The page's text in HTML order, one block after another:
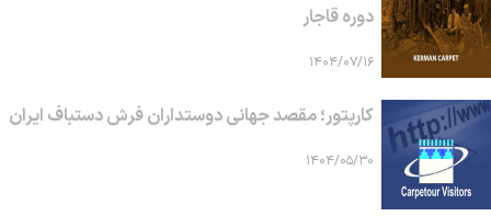
دوره قاجار
۱۴۰۴/۰۷/۱۶
کارپتور؛ مقصد جهانی دوستداران فرش دستباف ایران
۱۴۰۴/۰۵/۳۰